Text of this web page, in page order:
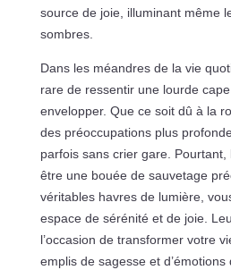
source de joie, illuminant même
sombres.
Dans les méandres de la vie
rare de ressentir une lourde
envelopper. Que ce soit dû à la
des préoccupations plus
parfois sans crier gare. Pourtant,
être une bouée de sauvetage
véritables havres de lumière,
espace de sérénité et de joie.
l’occasion de transformer votre
emplis de sagesse et